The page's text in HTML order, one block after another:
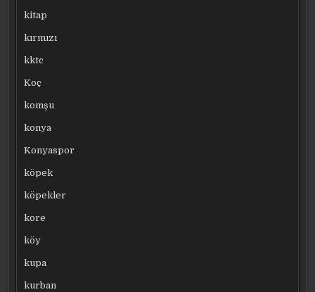
kitap
kırmızı
kktc
Koç
komşu
konya
Konyaspor
köpek
köpekler
kore
köy
kupa
kurban